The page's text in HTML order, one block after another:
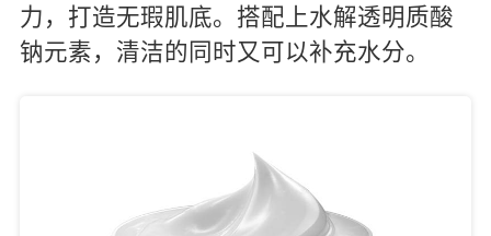
力，打造无瑕肌底。搭配上水解透明质酸
钠元素，清洁的同时又可以补充水分。